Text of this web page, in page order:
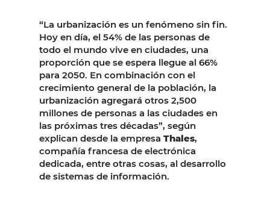
“La urbanización es un fenómeno sin fin.
Hoy en día, el 54% de las personas de
todo el mundo vive en ciudades, una
proporción que se espera llegue al 66%
para 2050. En combinación con el
crecimiento general de la población, la
urbanización agregará otros 2,500
millones de personas a las ciudades en
las próximas tres décadas”, según
explican desde la empresa Thales,
compañía francesa de electrónica
dedicada, entre otras cosas, al desarrollo
de sistemas de información.